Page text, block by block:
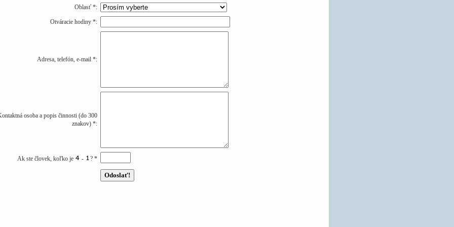
Oblasť *:
Otváracie hodiny *:
Adresa, telefón, e-mail *:
osoba a popis činnosti (do 300
znakov) *:
Ak ste človek, koľko je - ? *